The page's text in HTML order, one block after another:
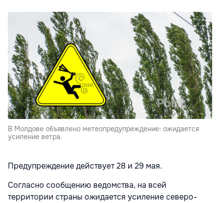
В Молдове объявлено метеопредупреждение: ожидается
усиление ветра.
Предупреждение действует 28 и 29 мая.
Согласно сообщению ведомства, на всей
территории страны ожидается усиление северо-